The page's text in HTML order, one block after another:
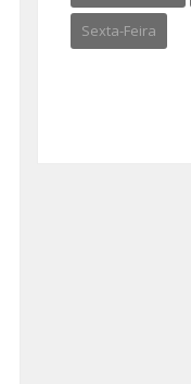
Sexta-Feira